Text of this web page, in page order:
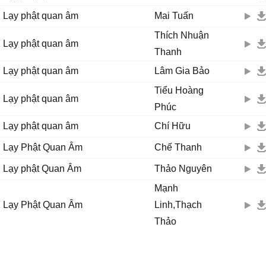
Lạy phật quan âm Mai Tuấn
Lạy phật quan âm
Thích Nhuận
Thanh
Lạy phật quan âm
Lâm Gia Bảo
Lạy phật quan âm
Tiểu Hoàng
Phúc
Lạy phật quan âm
Chí Hữu
Lạy Phật Quan Âm Chế Thanh
Lạy phật Quan Âm Thảo Nguyên
Lạy Phật Quan Âm
Mạnh
Linh,Thạch
Thảo